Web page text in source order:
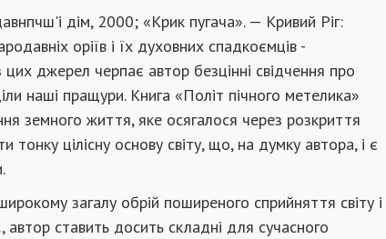
дім, 2000; «Крик пугача». — Кривий Ріг:
оріїв і їх духовних спадкоємців -
цих джерел черпає автор безцінні свідчення про
наші пращури. Книга «Політ пічного метелика»
земного життя, яке осягалося через розкриття
цілісну основу світу, що, на думку автора, і є
загалу обрій поширеного сприйняття світу і
автор ставить досить складні для сучасного